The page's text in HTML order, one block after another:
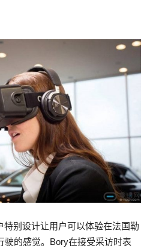
别设计让用户可以体验在法国勒
驶的感觉。Bory在接受采访时表